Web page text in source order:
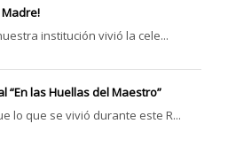
Madre!
institución vivió la cele...
“En las Huellas del Maestro”
lo que se vivió durante este R...